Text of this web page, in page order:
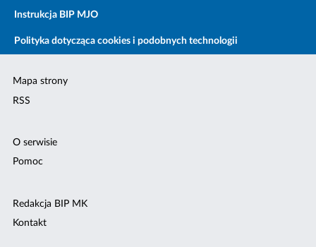
Instrukcja BIP MJO
Polityka dotycząca cookies i podobnych technologii
Mapa strony
RSS
O serwisie
Pomoc
Redakcja BIP MK
Kontakt